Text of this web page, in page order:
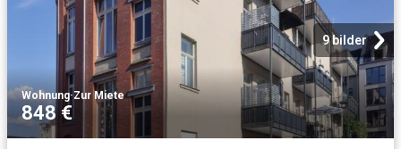
9 bilder
Wohnung·Zur Miete
848 €